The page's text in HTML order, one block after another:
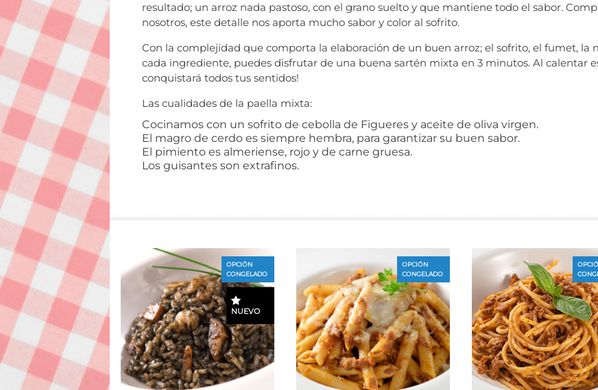
resultado; un arroz nada pastoso, con el grano suelto y que mantiene todo el sabor.
nosotros, este detalle nos aporta mucho sabor y color al sofrito.
Con la complejidad que comporta la elaboración de un buen arroz; el sofrito, el fumet, la
cada ingrediente, puedes disfrutar de una buena sartén mixta en 3 minutos. Al calentar
conquistará todos tus sentidos!
Las cualidades de la paella mixta:
Cocinamos con un sofrito de cebolla de Figueres y aceite de oliva virgen.
El magro de cerdo es siempre hembra, para garantizar su buen sabor.
El pimiento es almeriense, rojo y de carne gruesa.
Los guisantes son extrafinos.
OPCIÓN
CONGELADO
NUEVO
OPCIÓN
CONGELADO